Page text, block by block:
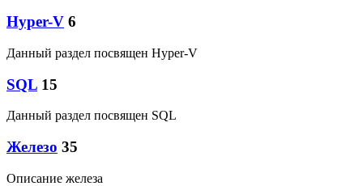
Hyper-V 6
Данный раздел посвящен Hyper-V
SQL 15
Данный раздел посвящен SQL
Железо 35
Описание железа